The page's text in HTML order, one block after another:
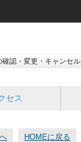
確認・変更・キャンセル
セス
HOMEに戻る